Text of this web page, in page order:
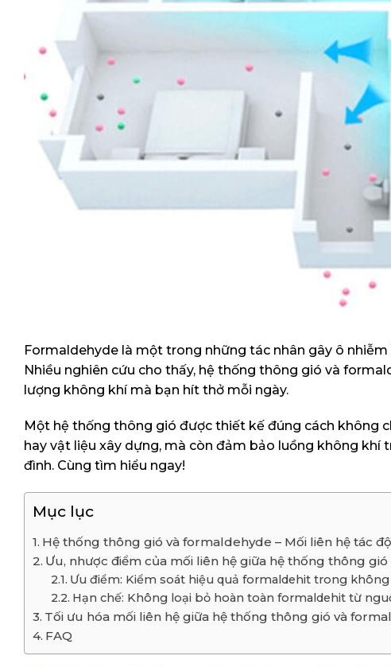
Formaldehyde là một trong những tác nhân gây ô
Nhiều nghiên cứu cho thấy, hệ thống thông gió và
lượng không khí mà bạn hít thở mỗi ngày.
Một hệ thống thông gió được thiết kế đúng cách không
hay vật liệu xây dựng, mà còn đảm bảo luồng không khí
đình. Cùng tìm hiểu ngay!
Mục lục
Hệ thống thông gió và formaldehyde – Mối liên hệ tác
Ưu, nhược điểm của mối liên hệ giữa hệ thống thông
Ưu điểm: Kiểm soát hiệu quả formaldehit trong
Hạn chế: Không loại bỏ hoàn toàn formaldehit từ
Tối ưu hóa mối liên hệ giữa hệ thống thông gió và
FAQ